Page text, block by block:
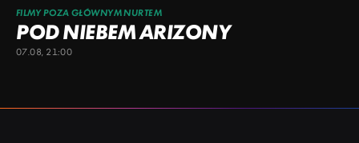
FILMY POZA GŁÓWNYM NURTEM
POD NIEBEM ARIZONY
07.08, 21:00